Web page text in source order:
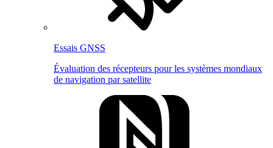
Essais GNSS
Évaluation des récepteurs pour les systèmes mondiaux
de navigation par satellite